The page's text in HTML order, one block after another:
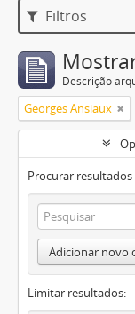
Filtros
Descrição
Georges Ansiaux
Procurar resultados
Adicionar novo
Limitar resultados: